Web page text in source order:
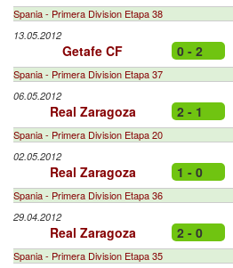
Spania - Primera Division Etapa 38
13.05.2012
Getafe CF 0 - 2
Spania - Primera Division Etapa 37
06.05.2012
Real Zaragoza 2 - 1
Spania - Primera Division Etapa 20
02.05.2012
Real Zaragoza 1 - 0
Spania - Primera Division Etapa 36
29.04.2012
Real Zaragoza 2 - 0
Spania - Primera Division Etapa 35